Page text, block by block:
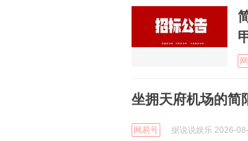
坐拥天府机场的简
网易号 据说说娱乐 2026-